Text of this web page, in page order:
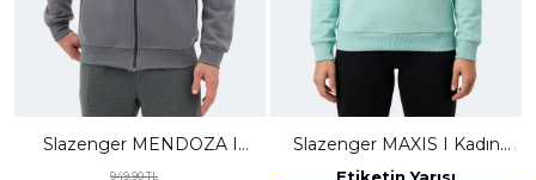
Slazenger MENDOZA I
Erkek Fermuarlı Dik Yaka
949,90 TL
Slazenger MAXIS I Kadın
Dik Yaka Fermuarlı Turkuaz